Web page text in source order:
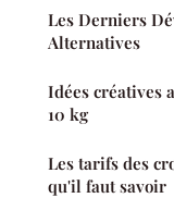
Les Derniers
Alternatives
Idées créatives
10 kg
Les tarifs des
qu'il faut savoir